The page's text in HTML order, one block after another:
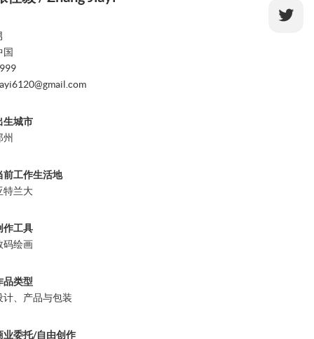
国
生城市
州
前工作生活地
特兰大
作工具
码绘画
品类型
计、产品与包装
业委托/自由创作